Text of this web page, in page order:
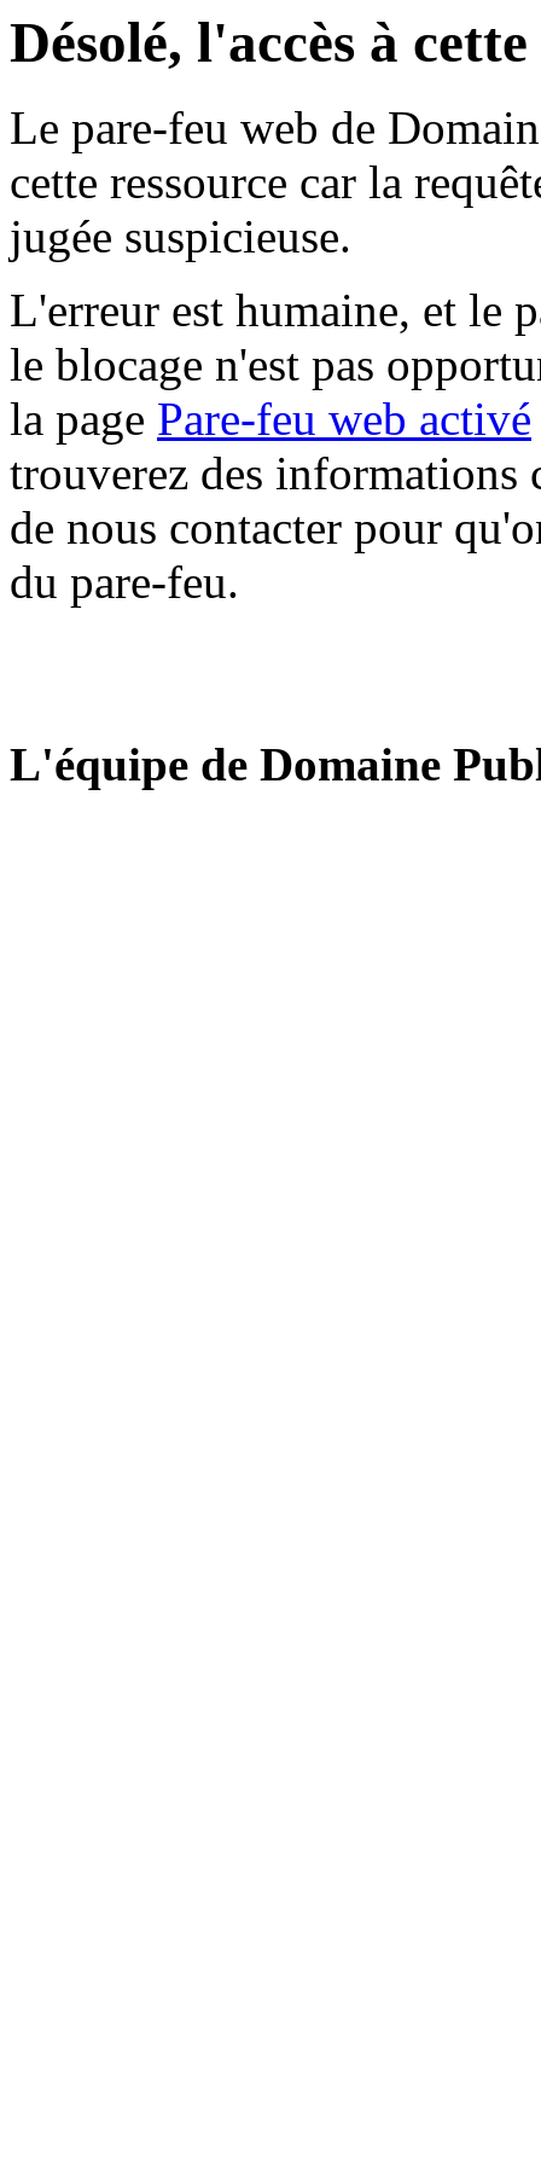
Désolé, l'accès à
Le pare-feu web de
cette ressource car la
jugée suspicieuse.
L'erreur est humaine, et le
le blocage n'est pas
la page Pare-feu web activé
trouverez des informations
de nous contacter pour
du pare-feu.
L'équipe de Domaine